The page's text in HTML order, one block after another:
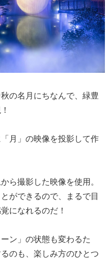
の名月にちなんで、緑豊
月」の映像を投影して作
ら撮影した映像を使用。
ができるので、まるで目
になれるのだ！
ン」の状態も変わるた
のも、楽しみ方のひとつ